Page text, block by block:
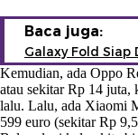
Baca juga:
Galaxy Fold Siap
Kemudian, ada Oppo
atau sekitar Rp 14
lalu. Lalu, ada Xiaomi
599 euro (sekitar Rp